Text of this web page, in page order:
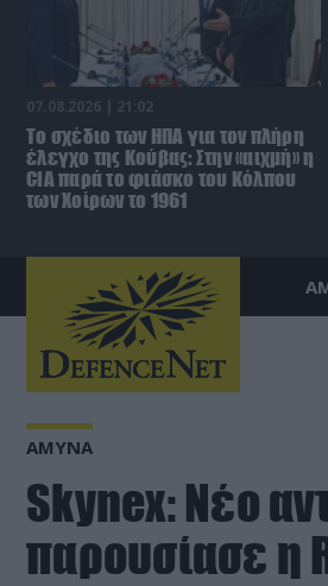
07.08.2026 | 21:02
To σχέδιο των ΗΠΑ για τον πλήρη
έλεγχο της Κούβας: Στην «αιχμή» η
CIA παρά το φιάσκο του Κόλπου
των Χοίρων το 1961
ΑΜΥΝΑ
Skynex: Νέο
παρουσίασε η